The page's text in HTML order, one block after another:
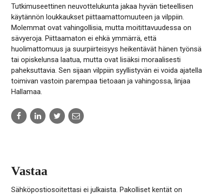
Tutkimuseettinen neuvottelukunta jakaa hyvän tieteellisen
käytännön loukkaukset piittaamattomuuteen ja vilppiin.
Molemmat ovat vahingollisia, mutta moitittavuudessa on
sävyeroja. Piittaamaton ei ehkä ymmärrä, että
huolimattomuus ja suurpiirteisyys heikentävät hänen työnsä
tai opiskelunsa laatua, mutta ovat lisäksi moraalisesti
paheksuttavia. Sen sijaan vilppiin syyllistyvän ei voida ajatella
toimivan vastoin parempaa tietoaan ja vahingossa, linjaa
Hallamaa.
Share
to:
Share
to:
Share
to:
Share
to:
Vastaa
Sähköpostiosoitettasi ei julkaista. Pakolliset kentät on